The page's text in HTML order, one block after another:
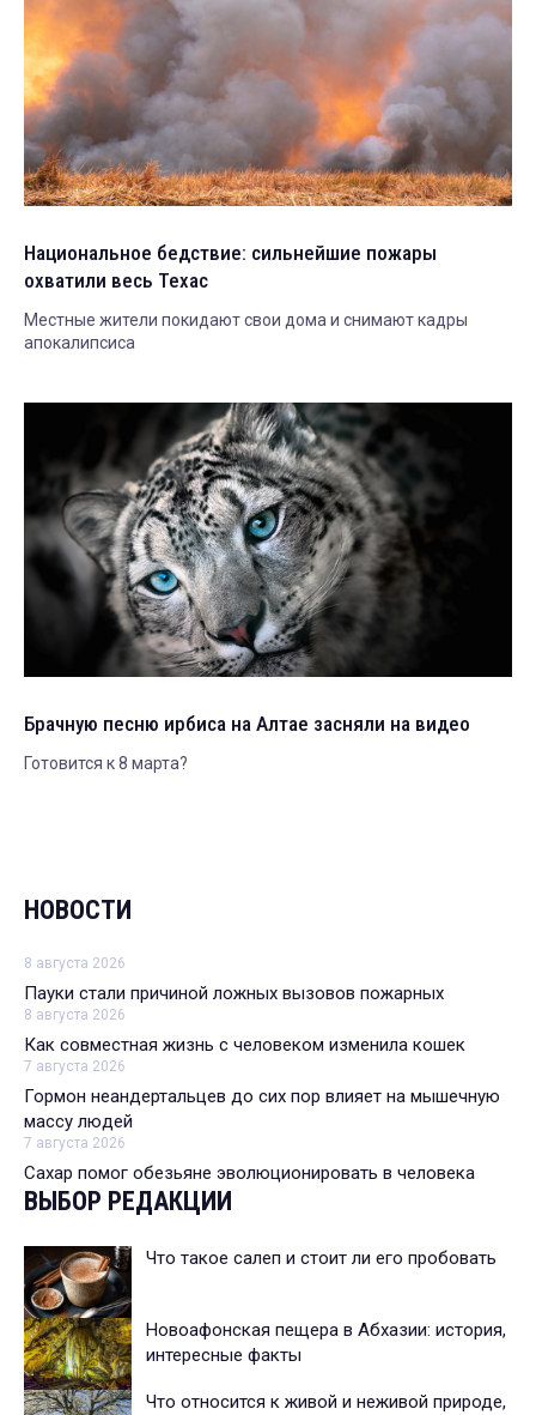
Национальное бедствие: сильнейшие пожары
охватили весь Техас
Местные жители покидают свои дома и снимают кадры
апокалипсиса
Брачную песню ирбиса на Алтае засняли на видео
Готовится к 8 марта?
НОВОСТИ
8 августа 2026
Пауки стали причиной ложных вызовов пожарных
8 августа 2026
Как совместная жизнь с человеком изменила кошек
7 августа 2026
Гормон неандертальцев до сих пор влияет на мышечную
массу людей
7 августа 2026
Сахар помог обезьяне эволюционировать в человека
ВЫБОР РЕДАКЦИИ
Что такое салеп и стоит ли его пробовать
Новоафонская пещера в Абхазии: история,
интересные факты
Что относится к живой и неживой природе,